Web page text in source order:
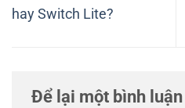
hay Switch Lite?
Để lại một bình luận